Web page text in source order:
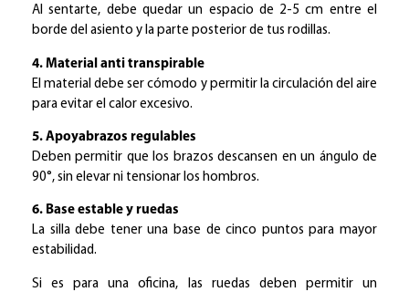
Al sentarte, debe quedar un espacio de 2-5 cm entre el
borde del asiento y la parte posterior de tus rodillas.
4. Material anti transpirable
El material debe ser cómodo y permitir la circulación del aire
para evitar el calor excesivo.
5. Apoyabrazos regulables
Deben permitir que los brazos descansen en un ángulo de
90°, sin elevar ni tensionar los hombros.
6. Base estable y ruedas
La silla debe tener una base de cinco puntos para mayor
estabilidad.
Si es para una oficina, las ruedas deben permitir un